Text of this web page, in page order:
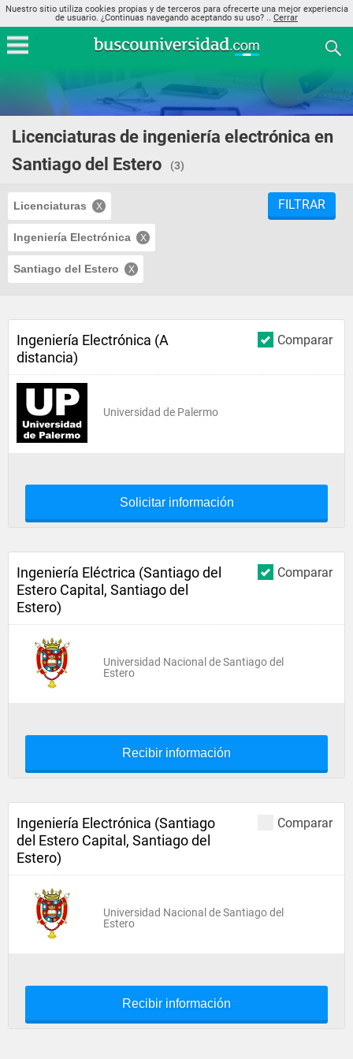
Nuestro sitio utiliza cookies propias y de terceros para ofrecerte una mejor experiencia
de usuario. ¿Continuas navegando aceptando su uso? .. Cerrar
Licenciaturas de ingeniería electrónica en
Santiago del Estero
(3)
Licenciaturas
Ingeniería Electrónica
Santiago del Estero
FILTRAR
Comparar
Ingeniería Electrónica (A
distancia)
Universidad de Palermo
Solicitar información
Comparar
Ingeniería Eléctrica (Santiago del
Estero Capital, Santiago del
Estero)
Universidad Nacional de Santiago del
Estero
Recibir información
Comparar
Ingeniería Electrónica (Santiago
del Estero Capital, Santiago del
Estero)
Universidad Nacional de Santiago del
Estero
Recibir información